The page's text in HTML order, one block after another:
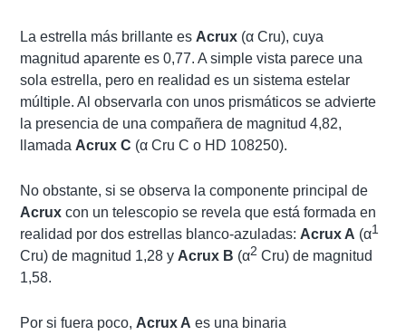
La estrella más brillante es Acrux (α Cru), cuya
magnitud aparente es 0,77. A simple vista parece una
sola estrella, pero en realidad es un sistema estelar
múltiple. Al observarla con unos prismáticos se advierte
la presencia de una compañera de magnitud 4,82,
llamada Acrux C (α Cru C o HD 108250).
No obstante, si se observa la componente principal de
Acrux con un telescopio se revela que está formada en
realidad por dos estrellas blanco-azuladas: Acrux A (α1
Cru) de magnitud 1,28 y Acrux B (α2 Cru) de magnitud
1,58.
Por si fuera poco, Acrux A es una binaria